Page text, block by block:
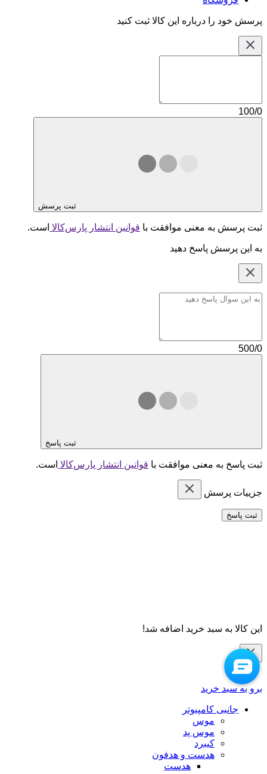
پرسش خود را درباره این کالا ثبت کنید
100/0
ثبت پرسش
ثبت پرسش به معنی موافقت با قوانین انتشار پارس‌کالا است.
به این پرسش پاسخ دهید
500/0
ثبت پاسخ
ثبت پاسخ به معنی موافقت با قوانین انتشار پارس‌کالا است.
جزییات پرسش
ثبت پاسخ
این کالا به سبد خرید اضافه شد!
برو به سبد خرید
جانبی کامپیوتر
موس
موس پد
کیبرد
هدست و هدفون
هدست